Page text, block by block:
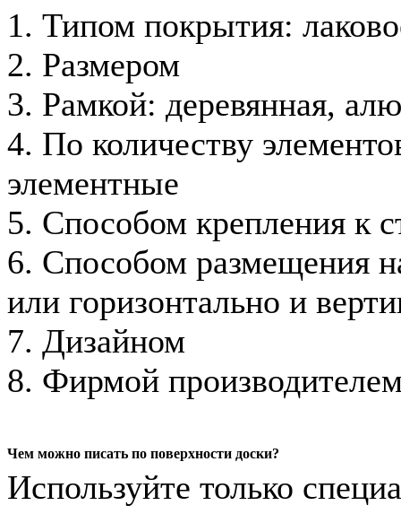
1. Типом покрытия:
2. Размером
3. Рамкой: деревянная,
4. По количеству
элементные
5. Способом крепления к
6. Способом размещения
или горизонтально и
7. Дизайном
8. Фирмой
Чем можно писать по поверхности доски?
Используйте только